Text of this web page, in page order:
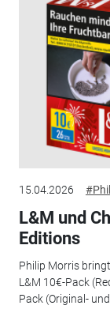
15.04.2026
L&M und
Editions
Philip Morris
L&M 10€-Pack
Pack (Original-